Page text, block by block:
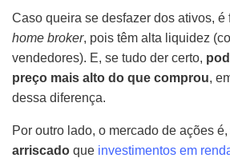
Caso queira se desfazer dos ativos,
home broker, pois têm alta liquidez
vendedores). E, se tudo der certo,
preço mais alto do que comprou,
dessa diferença.
Por outro lado, o mercado de ações é,
arriscado que investimentos em